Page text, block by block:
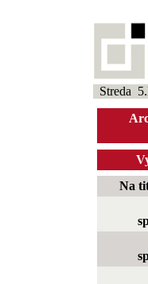
Streda
Na